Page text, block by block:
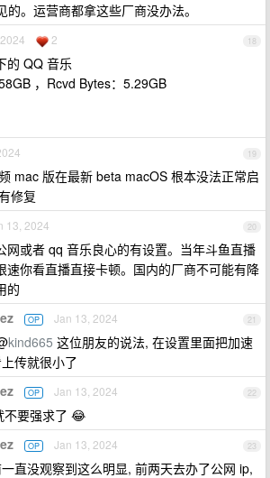
的。运营商都拿这些厂商没办法。
18
2
的 QQ 音乐
，Rcvd Bytes：5.29GB
19
mac 版在最新 beta macOS 根本没法正常启
修复
20
13, 2024
网或者 qq 音乐良心的有设置。当年斗鱼直播
速你看直播直接卡顿。国内的厂商不可能有降
的
21
OP Jan 13, 2024
kind665 这位朋友的说法, 在设置里面把加速
传就很小了
22
OP Jan 13, 2024
不要强求了 😂
23
OP Jan 13, 2024
直没观察到这么明显, 前两天去办了公网 ip,